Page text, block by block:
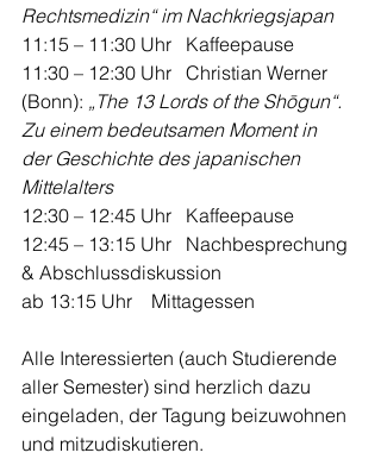
Rechtsmedizin“ im Nachkriegsjapan
11:15 – 11:30 Uhr   Kaffeepause
11:30 – 12:30 Uhr   Christian Werner
(Bonn): „The 13 Lords of the Shōgun“.
Zu einem bedeutsamen Moment in
der Geschichte des japanischen
Mittelalters
12:30 – 12:45 Uhr   Kaffeepause
12:45 – 13:15 Uhr   Nachbesprechung
& Abschlussdiskussion
ab 13:15 Uhr    Mittagessen
Alle Interessierten (auch Studierende
aller Semester) sind herzlich dazu
eingeladen, der Tagung beizuwohnen
und mitzudiskutieren.